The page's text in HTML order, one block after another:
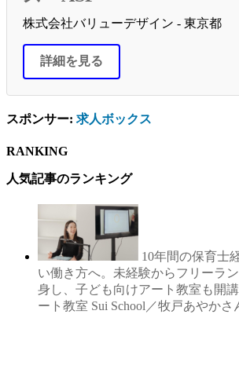
株式会社バリューデザイン - 東京都
詳細を見る
スポンサー: 求人ボックス
RANKING
人気記事のランキング
10年間の保育士
い働き方へ。未経験からフリーラ
身し、子ども向けアート教室も開
ート教室 Sui School／牧戸あやかさ